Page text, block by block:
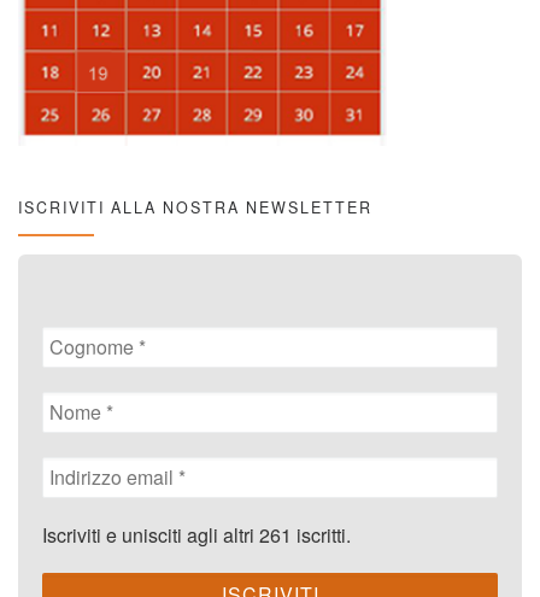
ISCRIVITI ALLA NOSTRA NEWSLETTER
Iscriviti e unisciti agli altri 261 iscritti.